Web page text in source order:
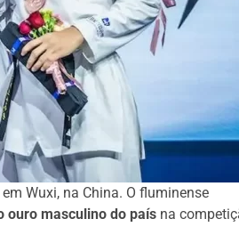
Wuxi, na China. O fluminense
ouro masculino do país na